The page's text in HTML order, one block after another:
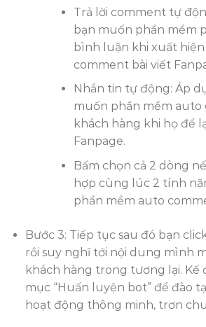
Trả lời comment tự
bạn muốn phần mềm
bình luận khi xuất
comment bài viết
Nhắn tin tự động: Áp
muốn phần mềm auto
khách hàng khi họ để
Fanpage.
Bấm chọn cả 2 dòng
hợp cùng lúc 2 tính
phần mềm auto
Bước 3: Tiếp tục sau đó bạn
rồi suy nghĩ tới nội dung mình
khách hàng trong tương lại. Kế
mục “Huấn luyện bot” để đào
hoạt động thông minh, trơn